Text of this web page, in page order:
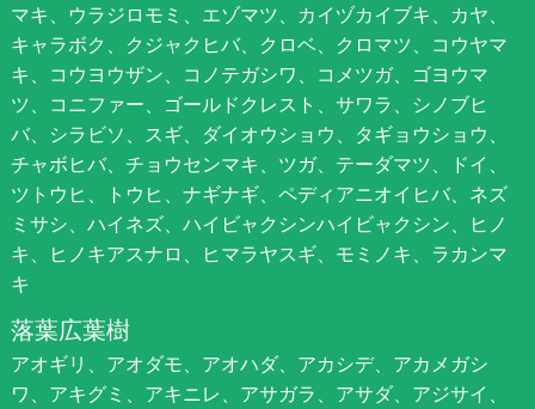
マキ、ウラジロモミ、エゾマツ、カイヅカイブキ、カヤ、
キャラボク、クジャクヒバ、クロベ、クロマツ、コウヤマ
キ、コウヨウザン、コノテガシワ、コメツガ、ゴヨウマ
ツ、コニファー、ゴールドクレスト、サワラ、シノブヒ
バ、シラビソ、スギ、ダイオウショウ、タギョウショウ、
チャボヒバ、チョウセンマキ、ツガ、テーダマツ、ドイ、
ツトウヒ、トウヒ、ナギナギ、ペディアニオイヒバ、ネズ
ミサシ、ハイネズ、ハイビャクシンハイビャクシン、ヒノ
キ、ヒノキアスナロ、ヒマラヤスギ、モミノキ、ラカンマ
キ
落葉広葉樹
アオギリ、アオダモ、アオハダ、アカシデ、アカメガシ
ワ、アキグミ、アキニレ、アサガラ、アサダ、アジサイ、